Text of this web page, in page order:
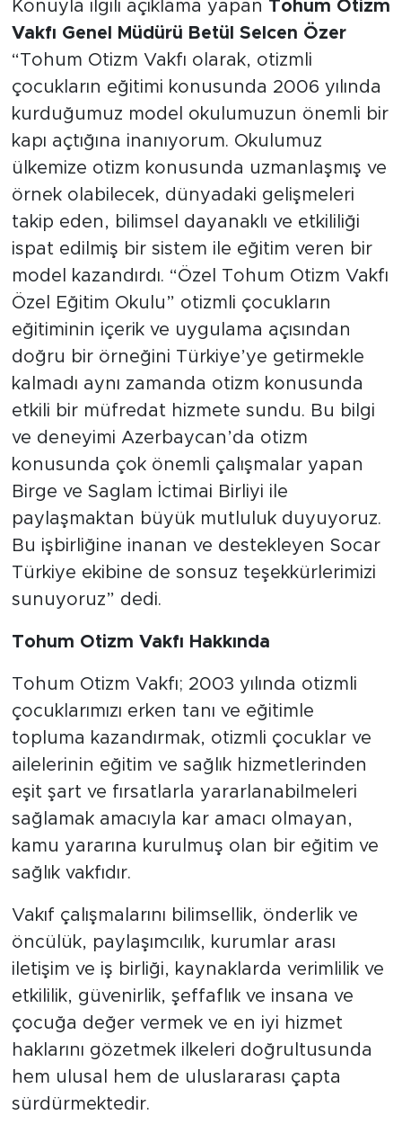
Konuyla ilgili açıklama yapan Tohum Otizm
Vakfı Genel Müdürü Betül Selcen Özer
“Tohum Otizm Vakfı olarak, otizmli
çocukların eğitimi konusunda 2006 yılında
kurduğumuz model okulumuzun önemli bir
kapı açtığına inanıyorum. Okulumuz
ülkemize otizm konusunda uzmanlaşmış ve
örnek olabilecek, dünyadaki gelişmeleri
takip eden, bilimsel dayanaklı ve etkililiği
ispat edilmiş bir sistem ile eğitim veren bir
model kazandırdı. “Özel Tohum Otizm Vakfı
Özel Eğitim Okulu” otizmli çocukların
eğitiminin içerik ve uygulama açısından
doğru bir örneğini Türkiye’ye getirmekle
kalmadı aynı zamanda otizm konusunda
etkili bir müfredat hizmete sundu. Bu bilgi
ve deneyimi Azerbaycan’da otizm
konusunda çok önemli çalışmalar yapan
Birge ve Saglam İctimai Birliyi ile
paylaşmaktan büyük mutluluk duyuyoruz.
Bu işbirliğine inanan ve destekleyen Socar
Türkiye ekibine de sonsuz teşekkürlerimizi
sunuyoruz” dedi.
Tohum Otizm Vakfı Hakkında
Tohum Otizm Vakfı; 2003 yılında otizmli
çocuklarımızı erken tanı ve eğitimle
topluma kazandırmak, otizmli çocuklar ve
ailelerinin eğitim ve sağlık hizmetlerinden
eşit şart ve fırsatlarla yararlanabilmeleri
sağlamak amacıyla kar amacı olmayan,
kamu yararına kurulmuş olan bir eğitim ve
sağlık vakfıdır.
Vakıf çalışmalarını bilimsellik, önderlik ve
öncülük, paylaşımcılık, kurumlar arası
iletişim ve iş birliği, kaynaklarda verimlilik ve
etkililik, güvenirlik, şeffaflık ve insana ve
çocuğa değer vermek ve en iyi hizmet
haklarını gözetmek ilkeleri doğrultusunda
hem ulusal hem de uluslararası çapta
sürdürmektedir.